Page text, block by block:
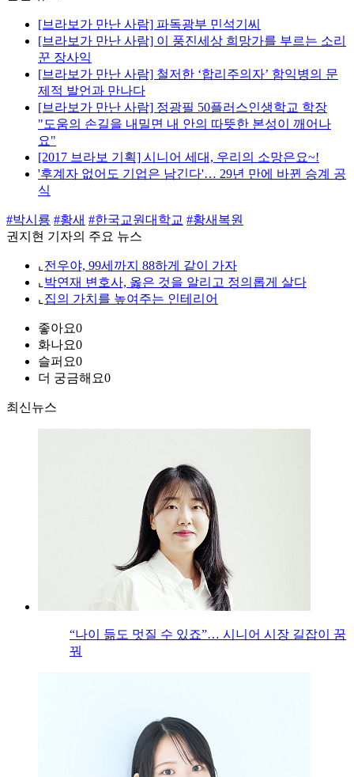
[브라보가 만난 사람] 파독광부 민석기씨
[브라보가 만난 사람] 이 풍진세상 희망가를 부르는 소리
꾼 장사익
[브라보가 만난 사람] 철저한 ‘합리주의자’ 함익병의 문
제적 발언과 만나다
[브라보가 만난 사람] 정광필 50플러스인생학교 학장
"도움의 손길을 내밀면 내 안의 따뜻한 본성이 깨어나
요"
[2017 브라보 기획] 시니어 세대, 우리의 소망은요~!
'후계자 없어도 기업은 남긴다'… 29년 만에 바뀐 승계 공
식
#박시룡 #황새 #한국교원대학교 #황새복원
권지현 기자의 주요 뉴스
⌞ 전우야, 99세까지 88하게 같이 가자
⌞ 박연재 변호사, 옳은 것을 알리고 정의롭게 살다
⌞ 집의 가치를 높여주는 인테리어
좋아요0
화나요0
슬퍼요0
더 궁금해요0
최신뉴스
“나이 듦도 멋질 수 있죠”… 시니어 시장 길잡이 꿈
꿔